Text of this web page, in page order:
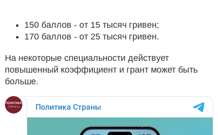
150 баллов - от 15 тысяч гривен;
170 баллов - от 25 тысяч гривен.
На некоторые специальности действует
повышенный коэффициент и грант может быть
больше.